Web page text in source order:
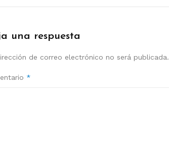
una respuesta
de correo electrónico no será publicada.
*